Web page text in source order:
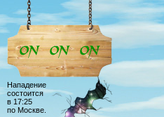
Нападение
состоится
в 17:25
по Москве.